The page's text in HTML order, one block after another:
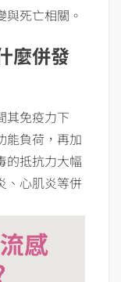
死亡相關。
麼併發
其免疫力下
能負荷，再加
的抵抗力大幅
、心肌炎等併